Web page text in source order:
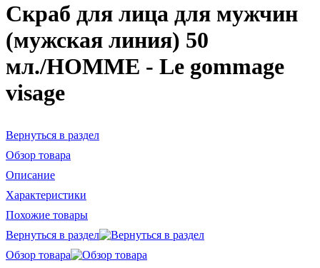
Скраб для лица для мужчин
(мужская линия) 50
мл./HOMME - Le gommage
visage
Вернуться в раздел
Обзор товара
Описание
Характеристики
Похожие товары
Вернуться в раздел
Обзор товара